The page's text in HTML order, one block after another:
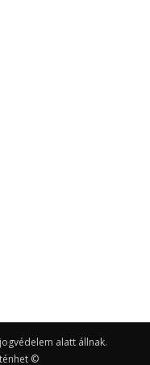
alatt állnak.
©